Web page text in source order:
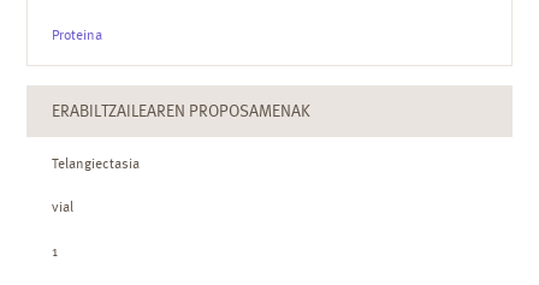
Proteina
ERABILTZAILEAREN PROPOSAMENAK
Telangiectasia
vial
1